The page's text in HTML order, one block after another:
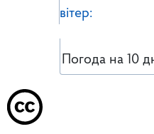
вітер:
Погода на 10